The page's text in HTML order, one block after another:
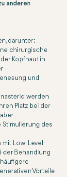
anderen
darunter:
chirurgische
Kopfhaut in
und
werden
Platz bei der
des
mit Low-Level-
der Behandlung
Vorteile